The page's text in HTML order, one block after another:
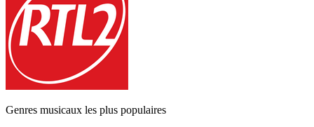
Genres musicaux les plus populaires